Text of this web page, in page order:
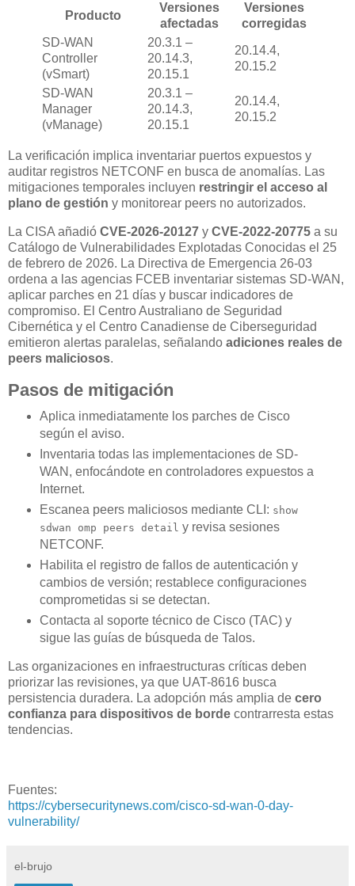
Producto
Versiones
afectadas
Versiones
corregidas
SD-WAN
Controller
(vSmart)
20.3.1 –
20.14.3,
20.15.1
20.14.4,
20.15.2
SD-WAN
Manager
(vManage)
20.3.1 –
20.14.3,
20.15.1
20.14.4,
20.15.2
La verificación implica inventariar puertos expuestos y
auditar registros NETCONF en busca de anomalías. Las
mitigaciones temporales incluyen restringir el acceso al
plano de gestión y monitorear peers no autorizados.
La CISA añadió CVE-2026-20127 y CVE-2022-20775 a su
Catálogo de Vulnerabilidades Explotadas Conocidas el 25
de febrero de 2026. La Directiva de Emergencia 26-03
ordena a las agencias FCEB inventariar sistemas SD-WAN,
aplicar parches en 21 días y buscar indicadores de
compromiso. El Centro Australiano de Seguridad
Cibernética y el Centro Canadiense de Ciberseguridad
emitieron alertas paralelas, señalando adiciones reales de
peers maliciosos.
Pasos de mitigación
Aplica inmediatamente los parches de Cisco
según el aviso.
Inventaria todas las implementaciones de SD-
WAN, enfocándote en controladores expuestos a
Internet.
Escanea peers maliciosos mediante CLI: show
sdwan omp peers detail y revisa sesiones
NETCONF.
Habilita el registro de fallos de autenticación y
cambios de versión; restablece configuraciones
comprometidas si se detectan.
Contacta al soporte técnico de Cisco (TAC) y
sigue las guías de búsqueda de Talos.
Las organizaciones en infraestructuras críticas deben
priorizar las revisiones, ya que UAT-8616 busca
persistencia duradera. La adopción más amplia de cero
confianza para dispositivos de borde contrarresta estas
tendencias.
Fuentes:
https://cybersecuritynews.com/cisco-sd-wan-0-day-
vulnerability/
el-brujo